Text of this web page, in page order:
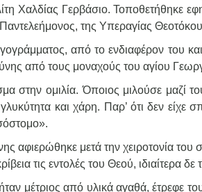
Χαλδίας Γερβάσιο. Τοποθετήθηκε
της Υπεραγίας
από το ενδιαφέρον του
από τους μοναχούς του αγίου
στην ομιλία. Όποιος μιλούσε μαζί
γλυκύτητα και χάρη. Παρ’ ότι δεν
αφιερώθηκε μετά την χειροτονία του
τις εντολές του Θεού, ιδιαίτερα
μέτριος από υλικά αγαθά, έτρεφε